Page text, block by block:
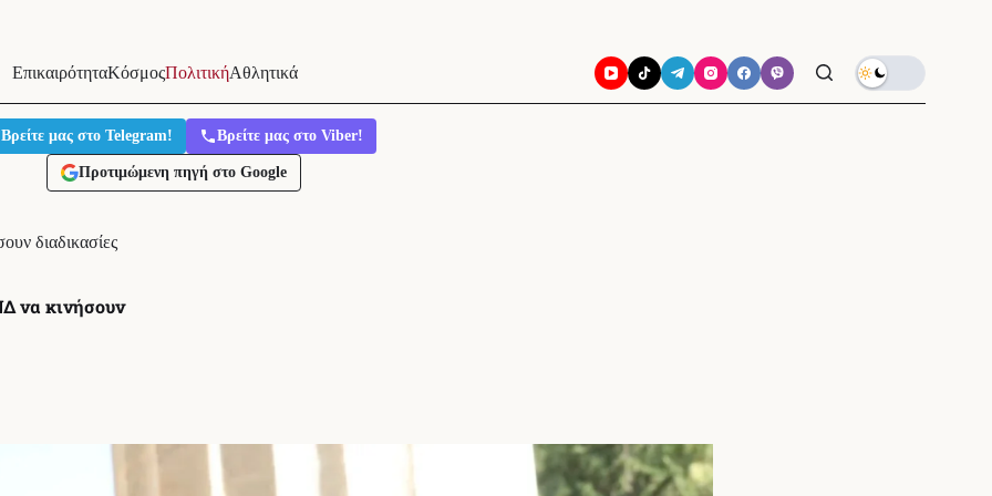
ΕπικαιρότηταΚόσμοςΠολιτικήΑθλητικά
Βρείτε μας στο Telegram! Βρείτε μας στο Viber!
Προτιμώμενη πηγή στο Google
διαδικασίες
να κινήσουν